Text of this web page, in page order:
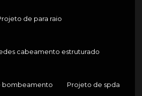
de para raio
cabeamento estruturado
bombeamento Projeto de spda